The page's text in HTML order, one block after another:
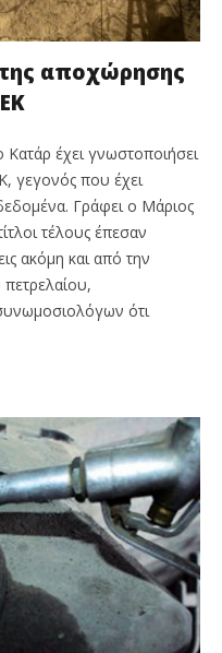
αποχώρησης
έχει γνωστοποιήσει
γεγονός που έχει
Γράφει ο Μάριος
τέλους έπεσαν
ακόμη και από την
ότι